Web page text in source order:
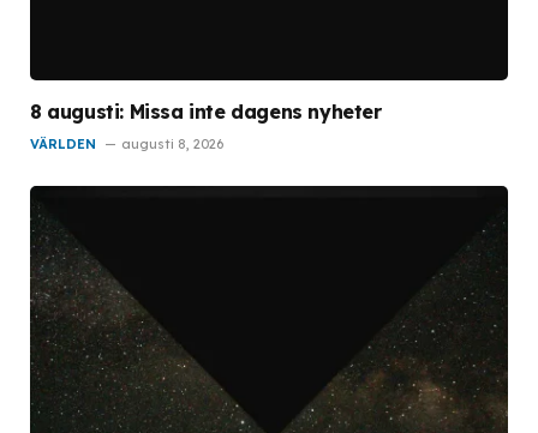
8 augusti: Missa inte dagens nyheter
VÄRLDEN augusti 8, 2026